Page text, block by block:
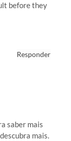
before they
Responder
saber mais
mais.